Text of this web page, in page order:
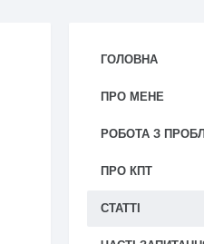
ГОЛОВНА
ПРО МЕНЕ
РОБОТА З
ПРО КПТ
СТАТТІ